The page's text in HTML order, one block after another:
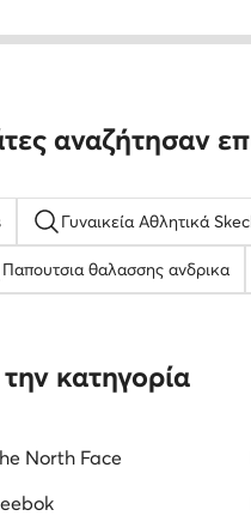
αναζήτησαν
Γυναικεία Αθλητικά
Παπουτσια θαλασσης ανδρικα
Γυναικείες
κατηγορία
North Face